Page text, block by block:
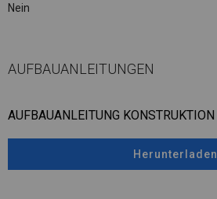
Nein
AUFBAUANLEITUNGEN
AUFBAUANLEITUNG KONSTRUKTION
Herunterladen